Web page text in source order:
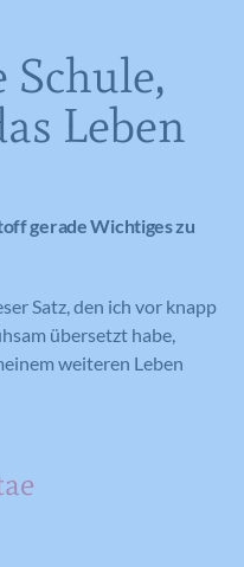
Leben
gerade Wichtiges zu
Satz, den ich vor knapp
übersetzt habe,
weiteren Leben